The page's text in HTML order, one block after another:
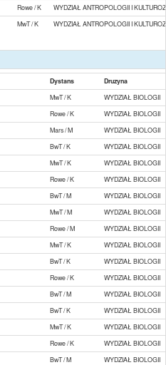
Rowe / K
WYDZIAŁ ANTROPOLOGII I
MwT / K WYDZIAŁ ANTROPOLOGII I
Dystans
Druzyna
MwT / K
WYDZIAŁ BIOLOGII
Rowe / K
WYDZIAŁ BIOLOGII
Mars / M
WYDZIAŁ BIOLOGII
BwT / K
WYDZIAŁ BIOLOGII
MwT / K
WYDZIAŁ BIOLOGII
Rowe / K
WYDZIAŁ BIOLOGII
BwT / M
WYDZIAŁ BIOLOGII
MwT / M
WYDZIAŁ BIOLOGII
Rowe / M
WYDZIAŁ BIOLOGII
MwT / K
WYDZIAŁ BIOLOGII
BwT / K
WYDZIAŁ BIOLOGII
Rowe / K
WYDZIAŁ BIOLOGII
BwT / M
WYDZIAŁ BIOLOGII
BwT / K
WYDZIAŁ BIOLOGII
MwT / K
WYDZIAŁ BIOLOGII
Rowe / K
WYDZIAŁ BIOLOGII
BwT / M
WYDZIAŁ BIOLOGII